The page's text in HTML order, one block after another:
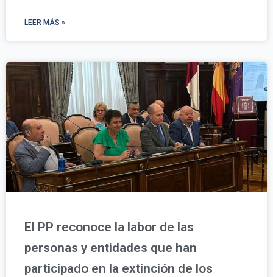
LEER MÁS »
El PP reconoce la labor de las
personas y entidades que han
participado en la extinción de los